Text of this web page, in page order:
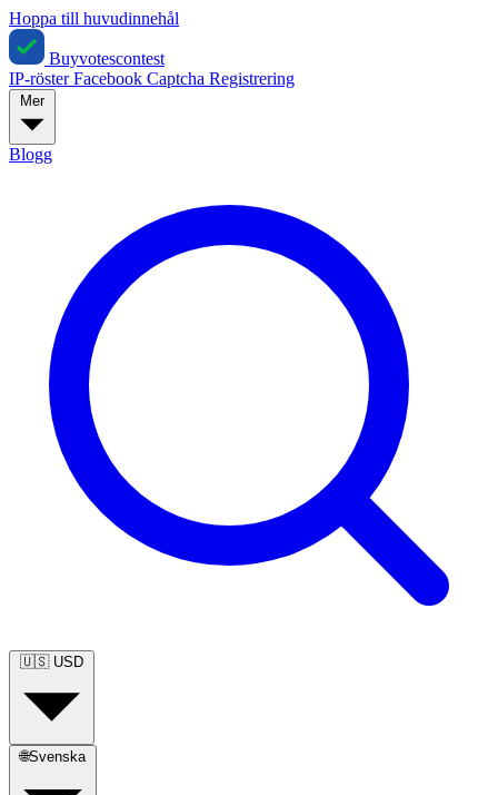
Hoppa till huvudinnehål
Buyvotescontest
IP-rösterFacebook Captcha Registrering
Mer
Blogg
🇺🇸 USD
🌐Svenska